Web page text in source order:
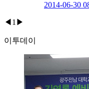
2014-06-30
◀ 1 ▶
이투데이